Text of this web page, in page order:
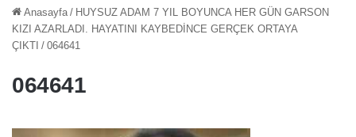
Anasayfa / HUYSUZ ADAM 7 YIL BOYUNCA HER GÜN GARSON
KIZI AZARLADI. HAYATINI KAYBEDİNCE GERÇEK ORTAYA
ÇIKTI / 064641
064641